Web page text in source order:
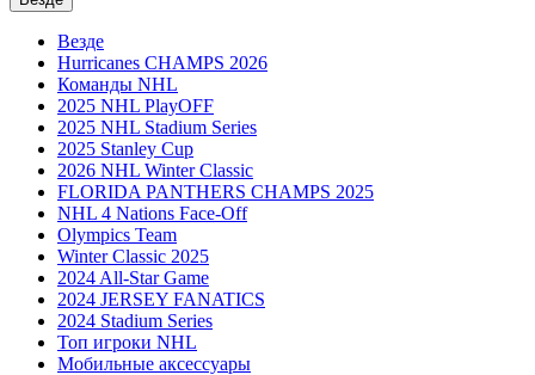
Везде
Hurricanes CHAMPS 2026
Команды NHL
2025 NHL PlayOFF
2025 NHL Stadium Series
2025 Stanley Cup
2026 NHL Winter Classic
FLORIDA PANTHERS CHAMPS 2025
NHL 4 Nations Face-Off
Olympics Team
Winter Classic 2025
2024 All-Star Game
2024 JERSEY FANATICS
2024 Stadium Series
Топ игроки NHL
Мобильные аксессуары